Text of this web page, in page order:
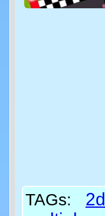
TAGs: 2d